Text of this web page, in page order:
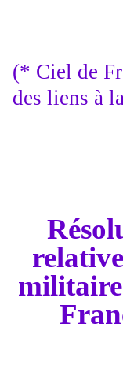
(* Ciel de
des liens à